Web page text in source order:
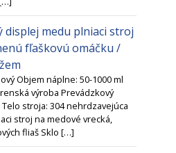
displej medu plniaci stroj
fľaškovú omáčku /
Objem náplne: 50-1000 ml
výroba Prevádzkový
stroja: 304 nehrdzavejúca
stroj na medové vrecká,
fliaš Sklo […]